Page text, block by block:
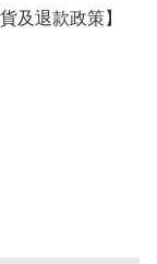
及退款政策】